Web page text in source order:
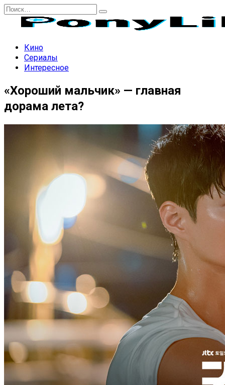
Перейти
содержанию
Search
Кино
Сериалы
Интересное
«Хороший мальчик» — главная
дорама лета?